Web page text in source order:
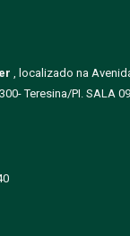
, localizado na
Teresina/PI. SALA 09